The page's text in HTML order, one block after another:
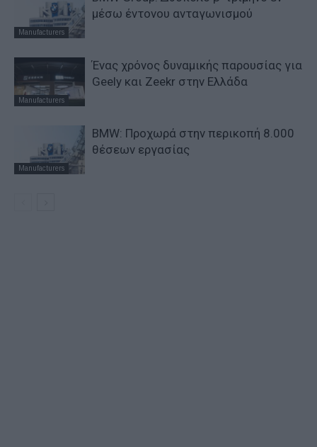
Manufacturers
μέσω έντονου ανταγωνισμού
Manufacturers
Ένας χρόνος δυναμικής παρουσίας για
Geely και Zeekr στην Ελλάδα
Manufacturers
BMW: Προχωρά στην περικοπή 8.000
θέσεων εργασίας